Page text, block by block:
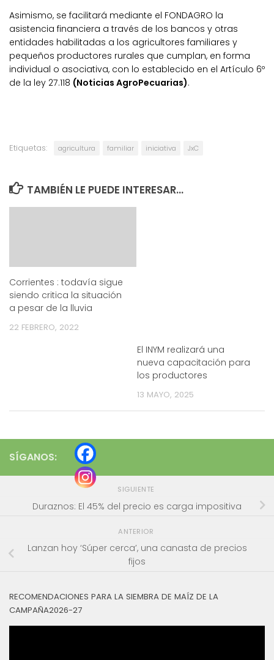
Asimismo, se facilitará mediante el FONDAGRO la
asistencia financiera a través de los bancos y otras
entidades habilitadas a los agricultores familiares y
pequeños productores rurales que cumplan, en forma
individual o asociativa, con lo establecido en el Artículo 6º
de la ley 27.118 (Noticias AgroPecuarias).
Etiquetas: agricultura familiar iniciativa JxC
TAMBIÉN LE PUEDE INTERESAR...
Corrientes : todavía sigue
siendo critica la situación
a pesar de la lluvia
22 FEBRERO, 2022
El INYM realizará una
nueva capacitación para
los productores
13 MAYO, 2025
SÍGANOS:
SIGUIENTE
Duraznos: El 45% del precio es carga impositiva
ANTERIOR
Lanzan hoy ‘Súper cerca’, una canasta de precios
fijos
RECOMENDACIONES PARA LA SIEMBRA DE MAÍZ DE LA
CAMPAÑA2026-27